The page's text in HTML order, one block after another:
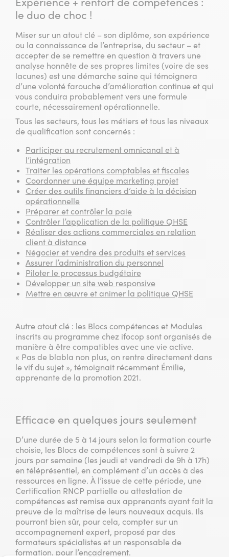
le duo de choc !
Miser sur un atout clé – son diplôme, son expérience
ou la connaissance de l’entreprise, du secteur – et
accepter de se remettre en question à travers une
analyse honnête de ses propres limites (voire de ses
lacunes) est une démarche saine qui témoignera
d’une volonté farouche d’amélioration continue et qui
vous conduira probablement vers une formule
courte, nécessairement opérationnelle.
Tous les secteurs, tous les métiers et tous les niveaux
de qualification sont concernés :
Participer au recrutement omnicanal et à
l’intégration
Traiter les opérations comptables et fiscales
Coordonner une équipe marketing projet
Créer des outils financiers d’aide à la décision
opérationnelle
Préparer et contrôler la paie
Contrôler l’application de la politique QHSE
Réaliser des actions commerciales en relation
client à distance
Négocier et vendre des produits et services
Assurer l’administration du personnel
Piloter le processus budgétaire
Développer un site web responsive
Mettre en œuvre et animer la politique QHSE
Autre atout clé : les Blocs compétences et Modules
inscrits au programme chez ifocop sont organisés de
manière à être compatibles avec une vie active.
« Pas de blabla non plus, on rentre directement dans
le vif du sujet », témoignait récemment Émilie,
apprenante de la promotion 2021.
Efficace en quelques jours seulement
D’une durée de 5 à 14 jours selon la formation courte
choisie, les Blocs de compétences sont à suivre 2
jours par semaine (les jeudi et vendredi de 9h à 17h)
en téléprésentiel, en complément d’un accès à des
ressources en ligne. À l’issue de cette période, une
Certification RNCP partielle ou attestation de
compétences est remise aux apprenants ayant fait la
preuve de la maîtrise de leurs nouveaux acquis. Ils
pourront bien sûr, pour cela, compter sur un
accompagnement expert, proposé par des
formateurs spécialistes et un responsable de
formation, pour l’encadrement.